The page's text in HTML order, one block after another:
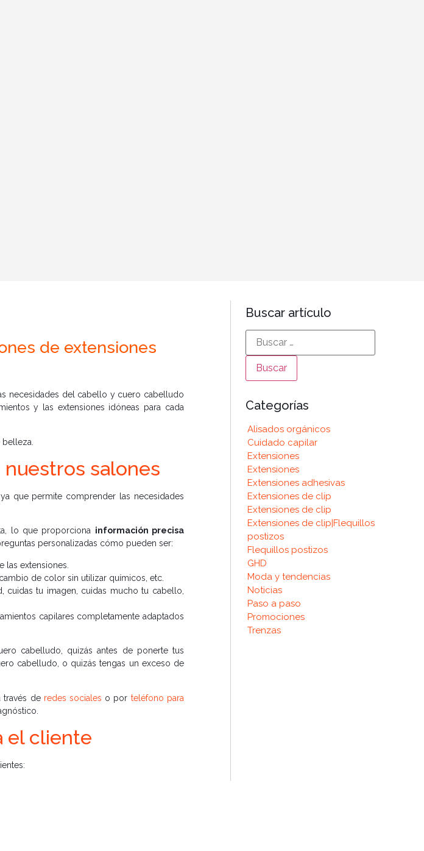
de extensiones
necesidades del cabello y cuero cabelludo
y las extensiones idóneas para cada
salones
que permite comprender las necesidades
lo que proporciona información precisa
personalizadas cómo pueden ser:
las extensiones.
de color sin utilizar químicos, etc.
cuidas tu imagen, cuidas mucho tu cabello,
capilares completamente adaptados
cabelludo, quizás antes de ponerte tus
cabelludo, o quizás tengas un exceso de
través de redes sociales o por teléfono para
el cliente
Buscar artículo
Categorías
Alisados orgánicos
Cuidado capilar
Extensiones
Extensiones
Extensiones adhesivas
Extensiones de clip
Extensiones de clip
Extensiones de clip|Flequillos
postizos
Flequillos postizos
GHD
Moda y tendencias
Noticias
Paso a paso
Promociones
Trenzas